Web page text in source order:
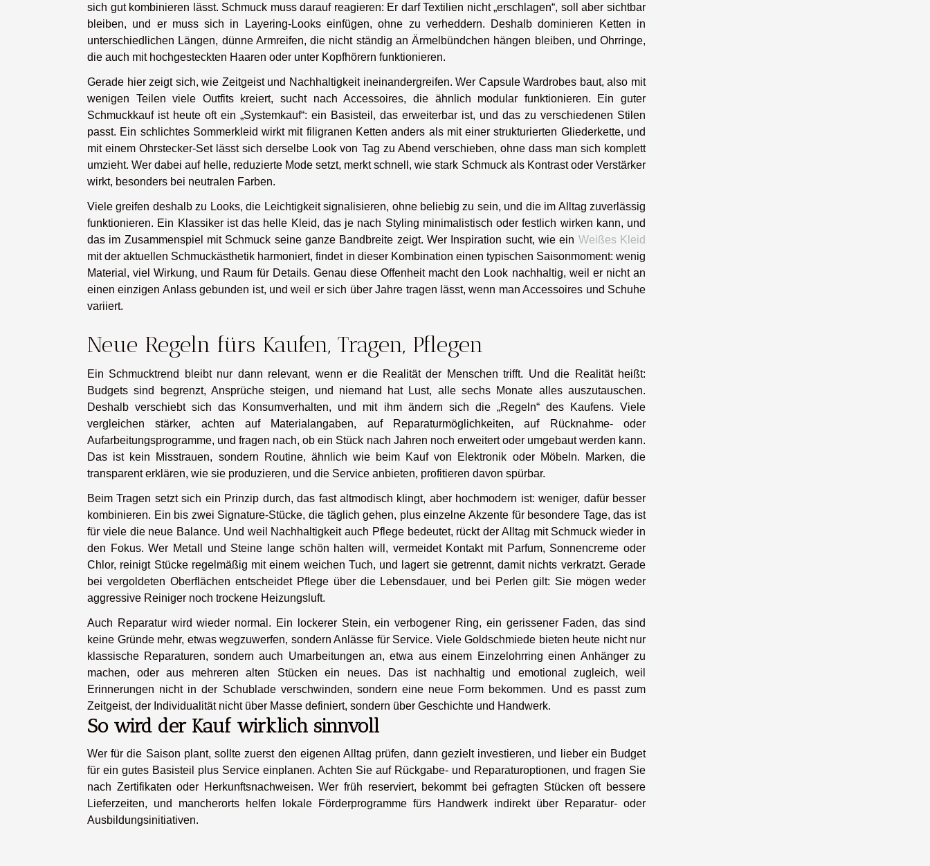
sich gut kombinieren lässt. Schmuck muss darauf reagieren: Er darf Textilien nicht „erschlagen“, soll aber sichtbar
bleiben, und er muss sich in Layering-Looks einfügen, ohne zu verheddern. Deshalb dominieren Ketten in
unterschiedlichen Längen, dünne Armreifen, die nicht ständig an Ärmelbündchen hängen bleiben, und Ohrringe,
die auch mit hochgesteckten Haaren oder unter Kopfhörern funktionieren.
Gerade hier zeigt sich, wie Zeitgeist und Nachhaltigkeit ineinandergreifen. Wer Capsule Wardrobes baut, also mit
wenigen Teilen viele Outfits kreiert, sucht nach Accessoires, die ähnlich modular funktionieren. Ein guter
Schmuckkauf ist heute oft ein „Systemkauf“: ein Basisteil, das erweiterbar ist, und das zu verschiedenen Stilen
passt. Ein schlichtes Sommerkleid wirkt mit filigranen Ketten anders als mit einer strukturierten Gliederkette, und
mit einem Ohrstecker-Set lässt sich derselbe Look von Tag zu Abend verschieben, ohne dass man sich komplett
umzieht. Wer dabei auf helle, reduzierte Mode setzt, merkt schnell, wie stark Schmuck als Kontrast oder Verstärker
wirkt, besonders bei neutralen Farben.
Viele greifen deshalb zu Looks, die Leichtigkeit signalisieren, ohne beliebig zu sein, und die im Alltag zuverlässig
funktionieren. Ein Klassiker ist das helle Kleid, das je nach Styling minimalistisch oder festlich wirken kann, und
das im Zusammenspiel mit Schmuck seine ganze Bandbreite zeigt. Wer Inspiration sucht, wie ein Weißes Kleid
mit der aktuellen Schmuckästhetik harmoniert, findet in dieser Kombination einen typischen Saisonmoment: wenig
Material, viel Wirkung, und Raum für Details. Genau diese Offenheit macht den Look nachhaltig, weil er nicht an
einen einzigen Anlass gebunden ist, und weil er sich über Jahre tragen lässt, wenn man Accessoires und Schuhe
variiert.
Neue Regeln fürs Kaufen, Tragen, Pflegen
Ein Schmucktrend bleibt nur dann relevant, wenn er die Realität der Menschen trifft. Und die Realität heißt:
Budgets sind begrenzt, Ansprüche steigen, und niemand hat Lust, alle sechs Monate alles auszutauschen.
Deshalb verschiebt sich das Konsumverhalten, und mit ihm ändern sich die „Regeln“ des Kaufens. Viele
vergleichen stärker, achten auf Materialangaben, auf Reparaturmöglichkeiten, auf Rücknahme- oder
Aufarbeitungsprogramme, und fragen nach, ob ein Stück nach Jahren noch erweitert oder umgebaut werden kann.
Das ist kein Misstrauen, sondern Routine, ähnlich wie beim Kauf von Elektronik oder Möbeln. Marken, die
transparent erklären, wie sie produzieren, und die Service anbieten, profitieren davon spürbar.
Beim Tragen setzt sich ein Prinzip durch, das fast altmodisch klingt, aber hochmodern ist: weniger, dafür besser
kombinieren. Ein bis zwei Signature-Stücke, die täglich gehen, plus einzelne Akzente für besondere Tage, das ist
für viele die neue Balance. Und weil Nachhaltigkeit auch Pflege bedeutet, rückt der Alltag mit Schmuck wieder in
den Fokus. Wer Metall und Steine lange schön halten will, vermeidet Kontakt mit Parfum, Sonnencreme oder
Chlor, reinigt Stücke regelmäßig mit einem weichen Tuch, und lagert sie getrennt, damit nichts verkratzt. Gerade
bei vergoldeten Oberflächen entscheidet Pflege über die Lebensdauer, und bei Perlen gilt: Sie mögen weder
aggressive Reiniger noch trockene Heizungsluft.
Auch Reparatur wird wieder normal. Ein lockerer Stein, ein verbogener Ring, ein gerissener Faden, das sind
keine Gründe mehr, etwas wegzuwerfen, sondern Anlässe für Service. Viele Goldschmiede bieten heute nicht nur
klassische Reparaturen, sondern auch Umarbeitungen an, etwa aus einem Einzelohrring einen Anhänger zu
machen, oder aus mehreren alten Stücken ein neues. Das ist nachhaltig und emotional zugleich, weil
Erinnerungen nicht in der Schublade verschwinden, sondern eine neue Form bekommen. Und es passt zum
Zeitgeist, der Individualität nicht über Masse definiert, sondern über Geschichte und Handwerk.
So wird der Kauf wirklich sinnvoll
Wer für die Saison plant, sollte zuerst den eigenen Alltag prüfen, dann gezielt investieren, und lieber ein Budget
für ein gutes Basisteil plus Service einplanen. Achten Sie auf Rückgabe- und Reparaturoptionen, und fragen Sie
nach Zertifikaten oder Herkunftsnachweisen. Wer früh reserviert, bekommt bei gefragten Stücken oft bessere
Lieferzeiten, und mancherorts helfen lokale Förderprogramme fürs Handwerk indirekt über Reparatur- oder
Ausbildungsinitiativen.